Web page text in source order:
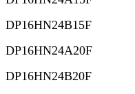
DP16HN24B15F
DP16HN24A20F
DP16HN24B20F